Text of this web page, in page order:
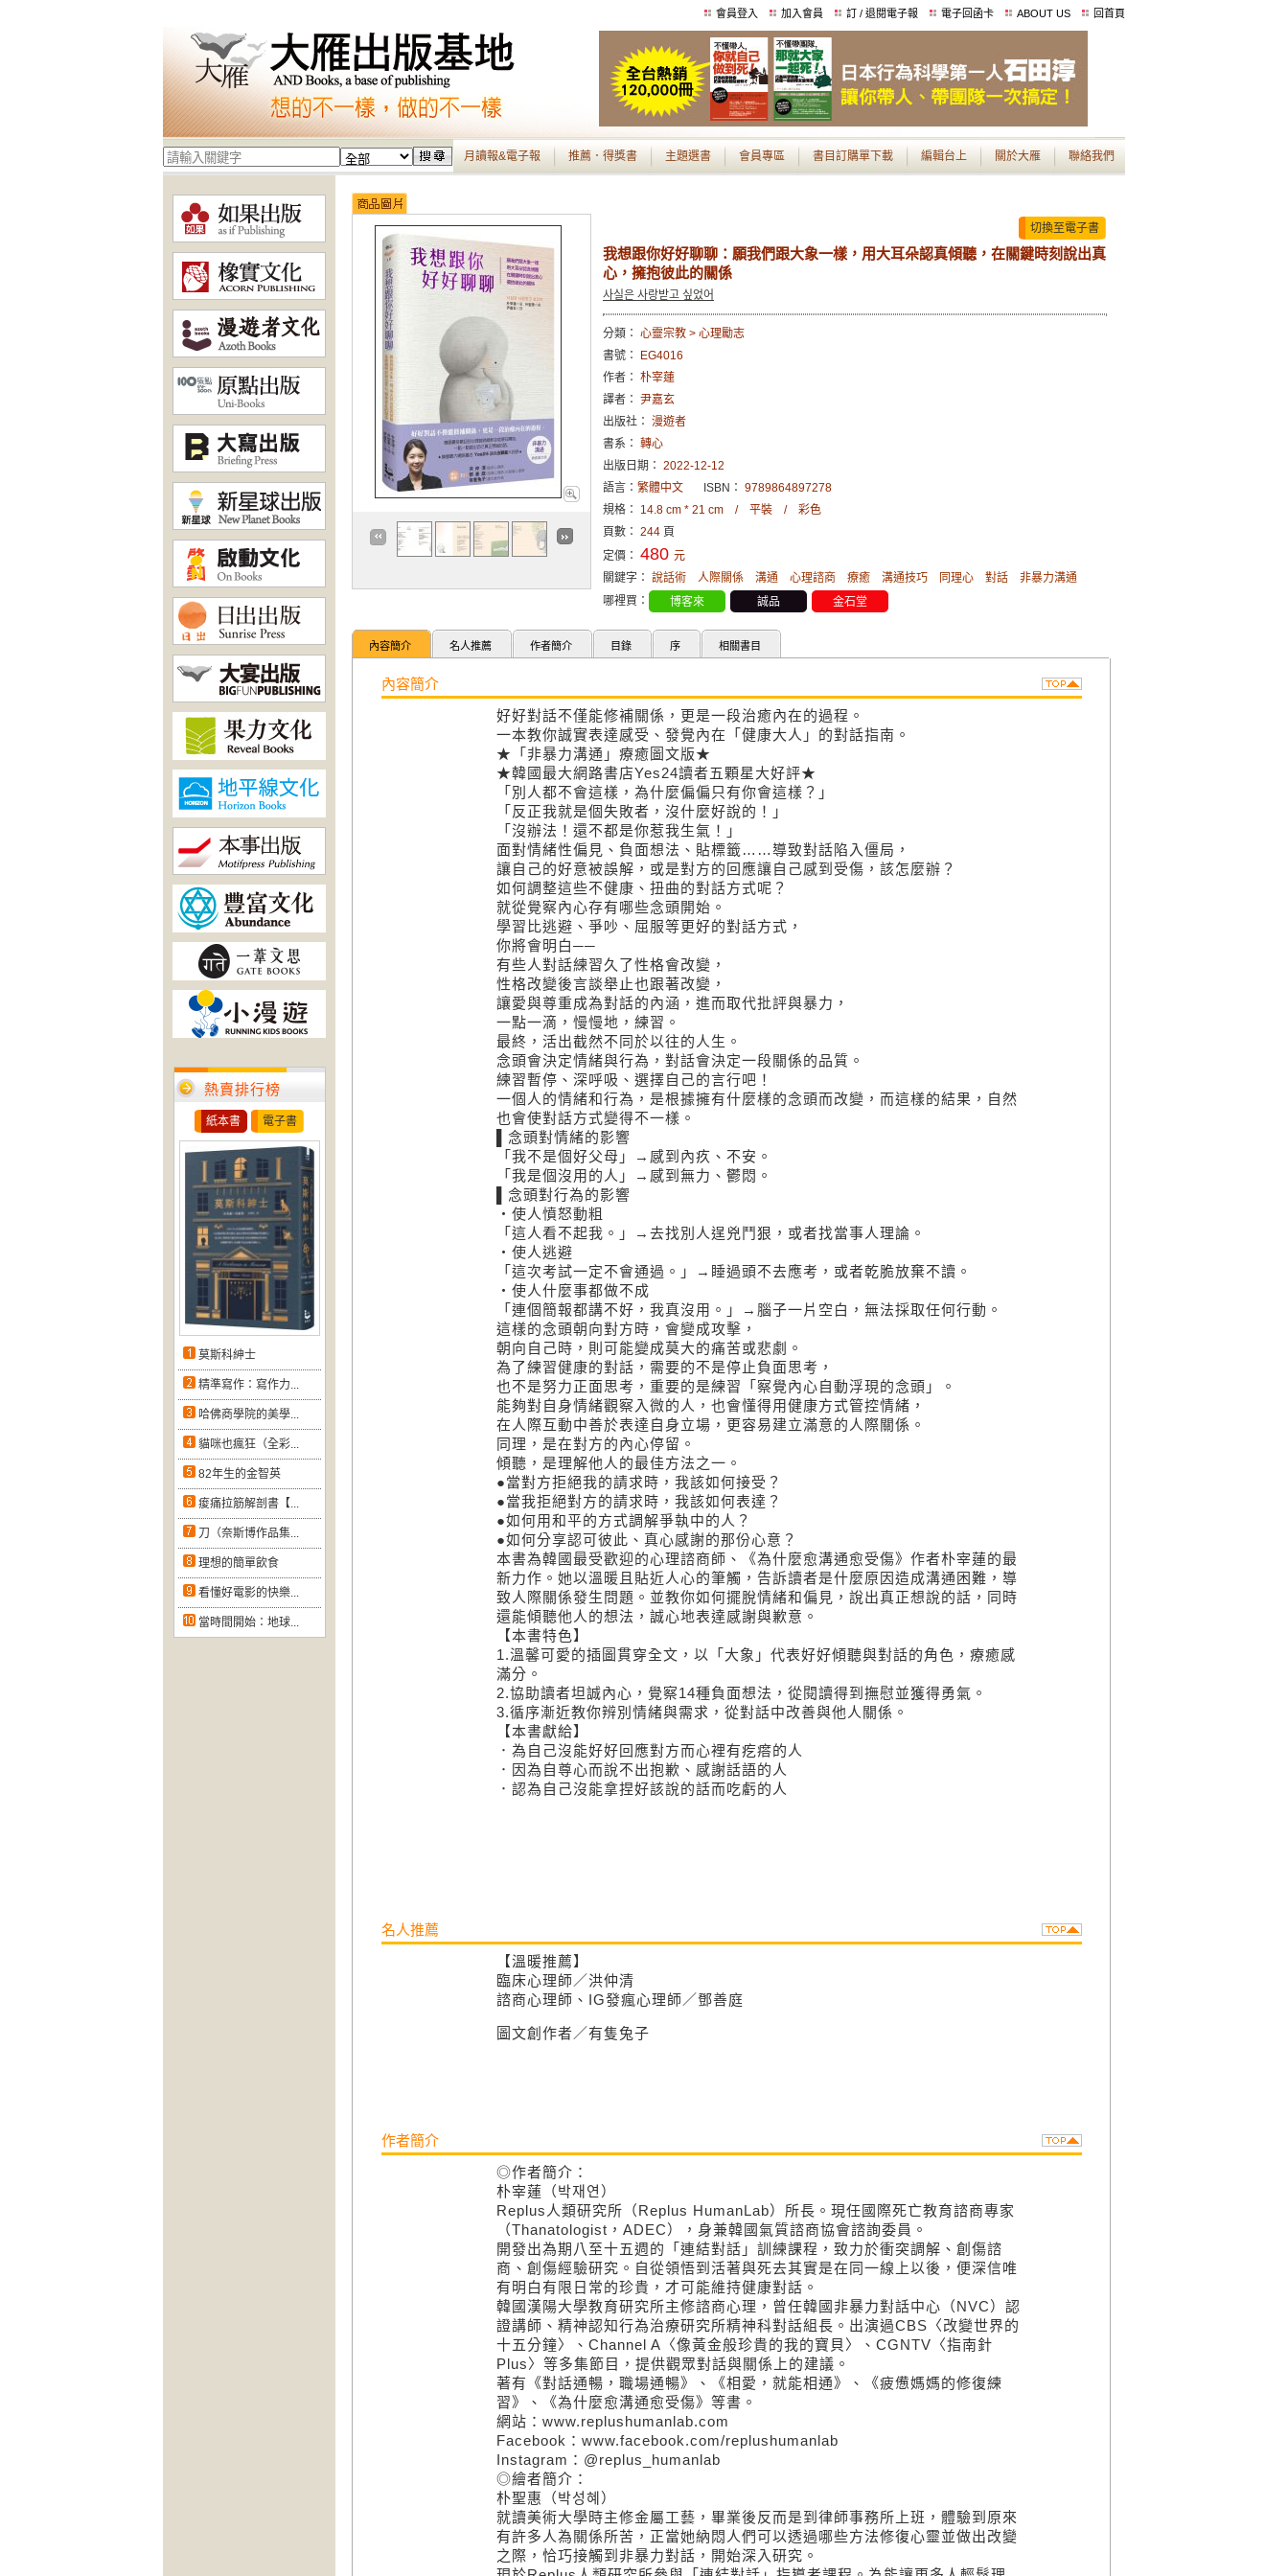
會員登入 加入會員 訂 / 退閱電子報 電子回函卡 ABOUT US 回首頁
月讀報&電子報 推薦．得獎書 主題選書 會員專區 書目訂購單下載 編輯台上 關於大雁 聯絡我們
熱賣排行榜
紙本書 電子書
莫斯科紳士
精準寫作：寫作力...
哈佛商學院的美學...
貓咪也瘋狂（全彩...
82年生的金智英
痠痛拉筋解剖書【...
刀（奈斯博作品集...
理想的簡單飲食
看懂好電影的快樂...
當時間開始：地球...
切換至電子書
我想跟你好好聊聊：願我們跟大象一樣，用大耳朵認真傾聽，在關鍵時刻說出真
心，擁抱彼此的關係
사실은 사랑받고 싶었어
分類： 心靈宗教 > 心理勵志
書號：
EG4016
作者： 朴宰蓮
譯者： 尹嘉玄
出版社： 漫遊者
書系： 轉心
出版日期： 2022-12-12
語言： 繁體中文 ISBN： 9789864897278
規格： 14.8 cm * 21 cm / 平裝 / 彩色
頁數： 244 頁
定價： 480 元
關鍵字： 說話術 人際關係 溝通 心理諮商 療癒 溝通技巧 同理心 對話
非暴力溝通
哪裡買：
博客來 誠品 金石堂
內容簡介 名人推薦 作者簡介 目錄 序 相關書目
內容簡介
好好對話不僅能修補關係，更是一段治癒內在的過程。
一本教你誠實表達感受、發覺內在「健康大人」的對話指南。
★「非暴力溝通」療癒圖文版★
★韓國最大網路書店Yes24讀者五顆星大好評★
「別人都不會這樣，為什麼偏偏只有你會這樣？」
「反正我就是個失敗者，沒什麼好說的！」
「沒辦法！還不都是你惹我生氣！」
面對情緒性偏見、負面想法、貼標籤……導致對話陷入僵局，
讓自己的好意被誤解，或是對方的回應讓自己感到受傷，該怎麼辦？
如何調整這些不健康、扭曲的對話方式呢？
就從覺察內心存有哪些念頭開始。
學習比逃避、爭吵、屈服等更好的對話方式，
你將會明白──
有些人對話練習久了性格會改變，
性格改變後言談舉止也跟著改變，
讓愛與尊重成為對話的內涵，進而取代批評與暴力，
一點一滴，慢慢地，練習。
最終，活出截然不同於以往的人生。
念頭會決定情緒與行為，對話會決定一段關係的品質。
練習暫停、深呼吸、選擇自己的言行吧！
一個人的情緒和行為，是根據擁有什麼樣的念頭而改變，而這樣的結果，自然
也會使對話方式變得不一樣。
▌念頭對情緒的影響
「我不是個好父母」→感到內疚、不安。
「我是個沒用的人」→感到無力、鬱悶。
▌念頭對行為的影響
‧使人憤怒動粗
「這人看不起我。」→去找別人逞兇鬥狠，或者找當事人理論。
‧使人逃避
「這次考試一定不會通過。」→睡過頭不去應考，或者乾脆放棄不讀。
‧使人什麼事都做不成
「連個簡報都講不好，我真沒用。」→腦子一片空白，無法採取任何行動。
這樣的念頭朝向對方時，會變成攻擊，
朝向自己時，則可能變成莫大的痛苦或悲劇。
為了練習健康的對話，需要的不是停止負面思考，
也不是努力正面思考，重要的是練習「察覺內心自動浮現的念頭」。
能夠對自身情緒觀察入微的人，也會懂得用健康方式管控情緒，
在人際互動中善於表達自身立場，更容易建立滿意的人際關係。
同理，是在對方的內心停留。
傾聽，是理解他人的最佳方法之一。
●當對方拒絕我的請求時，我該如何接受？
●當我拒絕對方的請求時，我該如何表達？
●如何用和平的方式調解爭執中的人？
●如何分享認可彼此、真心感謝的那份心意？
本書為韓國最受歡迎的心理諮商師、《為什麼愈溝通愈受傷》作者朴宰蓮的最
新力作。她以溫暖且貼近人心的筆觸，告訴讀者是什麼原因造成溝通困難，導
致人際關係發生問題。並教你如何擺脫情緒和偏見，說出真正想說的話，同時
還能傾聽他人的想法，誠心地表達感謝與歉意。
【本書特色】
1.溫馨可愛的插圖貫穿全文，以「大象」代表好好傾聽與對話的角色，療癒感
滿分。
2.協助讀者坦誠內心，覺察14種負面想法，從閱讀得到撫慰並獲得勇氣。
3.循序漸近教你辨別情緒與需求，從對話中改善與他人關係。
【本書獻給】
．為自己沒能好好回應對方而心裡有疙瘩的人
．因為自尊心而說不出抱歉、感謝話語的人
．認為自己沒能拿捏好該說的話而吃虧的人
名人推薦
【溫暖推薦】
臨床心理師／洪仲清
諮商心理師、IG發瘋心理師／鄧善庭
圖文創作者／有隻兔子
作者簡介
◎作者簡介：
朴宰蓮（박재연）
Replus人類研究所（Replus HumanLab）所長。現任國際死亡教育諮商專家
（Thanatologist，ADEC），身兼韓國氣質諮商協會諮詢委員。
開發出為期八至十五週的「連結對話」訓練課程，致力於衝突調解、創傷諮
商、創傷經驗研究。自從領悟到活著與死去其實是在同一線上以後，便深信唯
有明白有限日常的珍貴，才可能維持健康對話。
韓國漢陽大學教育研究所主修諮商心理，曾任韓國非暴力對話中心（NVC）認
證講師、精神認知行為治療研究所精神科對話組長。出演過CBS〈改變世界的
十五分鐘〉、Channel A〈像黃金般珍貴的我的寶貝〉、CGNTV〈指南針
Plus〉等多集節目，提供觀眾對話與關係上的建議。
著有《對話通暢，職場通暢》、《相愛，就能相通》、《疲憊媽媽的修復練
習》、《為什麼愈溝通愈受傷》等書。
網站：www.replushumanlab.com
Facebook：www.facebook.com/replushumanlab
Instagram：@replus_humanlab
◎繪者簡介：
朴聖惠（박성혜）
就讀美術大學時主修金屬工藝，畢業後反而是到律師事務所上班，體驗到原來
有許多人為關係所苦，正當她納悶人們可以透過哪些方法修復心靈並做出改變
之際，恰巧接觸到非暴力對話，開始深入研究。